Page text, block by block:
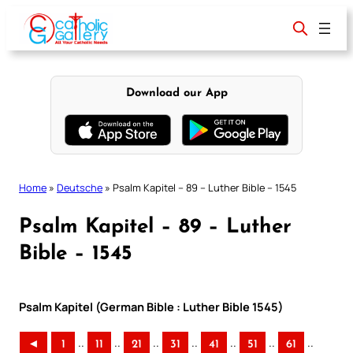
content
Download our App
Home » Deutsche » Psalm Kapitel – 89 – Luther Bible – 1545
Psalm Kapitel – 89 – Luther
Bible – 1545
Psalm Kapitel (German Bible : Luther Bible 1545)
◄ 1 .. 11 .. 21 .. 31 .. 41 .. 51 .. 61 ..